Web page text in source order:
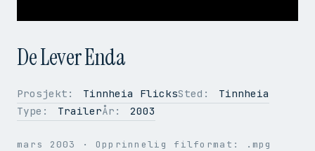
OPPLØSNING 352 × 288
De Lever Enda
Prosjekt: Tinnheia FlicksSted:
Tinnheia
Type:
TrailerÅr: 2003
mars 2003 · Opprinnelig filformat: .mpg